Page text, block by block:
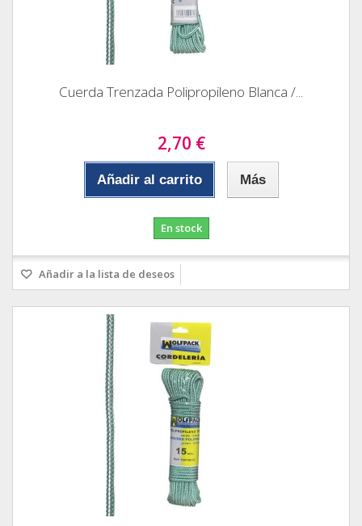
Cuerda Trenzada Polipropileno Blanca /...
2,70 €
Añadir al carrito Más
En stock
Añadir a la lista de deseos